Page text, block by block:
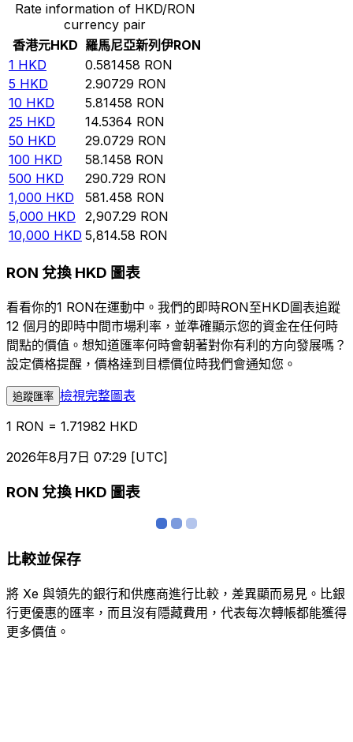
Rate information of HKD/RON
currency pair
香港元HKD 羅馬尼亞新列伊RON
1 HKD 0.581458 RON
5 HKD 2.90729 RON
10 HKD 5.81458 RON
25 HKD 14.5364 RON
50 HKD 29.0729 RON
100 HKD 58.1458 RON
500 HKD 290.729 RON
1,000 HKD 581.458 RON
5,000 HKD 2,907.29 RON
10,000 HKD 5,814.58 RON
RON 兌換 HKD 圖表
看看你的1 RON在運動中。我們的即時RON至HKD圖表追蹤
12 個月的即時中間市場利率，並準確顯示您的資金在任何時
間點的價值。想知道匯率何時會朝著對你有利的方向發展嗎？
設定價格提醒，價格達到目標價位時我們會通知您。
追蹤匯率 檢視完整圖表
1 RON = 1.71982 HKD
2026年8月7日 07:29 [UTC]
RON 兌換 HKD 圖表
比較並保存
將 Xe 與領先的銀行和供應商進行比較，差異顯而易見。比銀
行更優惠的匯率，而且沒有隱藏費用，代表每次轉帳都能獲得
更多價值。